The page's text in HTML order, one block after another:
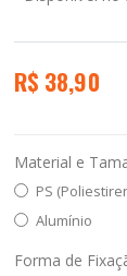
R$ 38,90
Material e
PS
Alumínio
Forma de